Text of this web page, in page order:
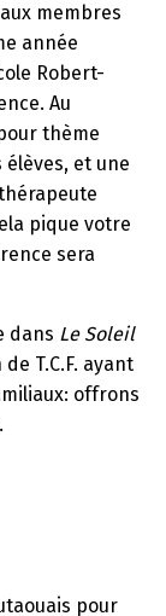
membres
année
Robert-
Au
thème
et une
pique votre
sera
dans Le Soleil
T.C.F. ayant
offrons
pour